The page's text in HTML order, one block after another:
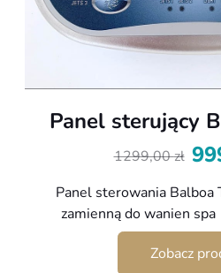
Panel sterujący
1299,00zł
Panel sterowania
zamienną do wanien
Zobacz